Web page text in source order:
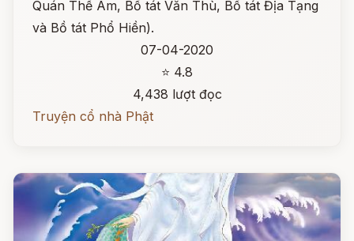
Quán Thế Âm, Bồ tát Văn Thù, Bồ tát Địa Tạng
và Bồ tát Phổ Hiền).
07-04-2020
⭐ 4.8
4,438 lượt đọc
Truyện cổ nhà Phật